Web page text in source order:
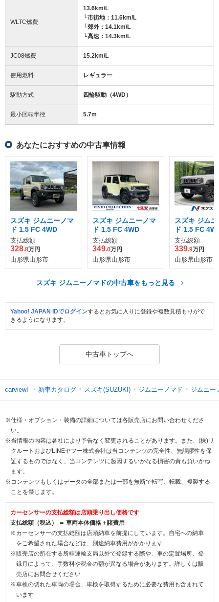
WLTC燃費
13.6km/L
└市街地：11.6km/L
└郊外：14.1km/L
└高速：14.3km/L
JC08燃費 15.2km/L
使用燃料 レギュラー
駆動方式 四輪駆動（4WD）
最小回転半径 5.7m
あなたにおすすめの中古車情報
スズキ ジムニーノマ
ド 1.5 FC 4WD
支払総額
328.8万円
山形県山形市
スズキ ジムニーノマ
ド 1.5 FC 4WD
支払総額
349.0万円
山形県山形市
スズキ ジム
ド 1.5 FC
支払総額
339.9万円
山形県山形市
スズキ ジムニーノマドの中古車をもっと見る
Yahoo! JAPAN IDでログインするとお気に入りに登録や複数見積もりがで
きるようになります。
中古車トップへ
carview! 新車カタログ スズキ(SUZUKI) ジムニーノマド ジムニー
※仕様・オプション・装備の詳細については各販売店にお問い合わせくださ
い。
※当情報の内容は各社により予告なく変更されることがあります。また、(株)リ
クルートおよびLINEヤフー株式会社は当コンテンツの完全性、無誤謬性を保
証するものではなく、当コンテンツに起因するいかなる損害の責も負いかね
ます。
※コンテンツもしくはデータの全部または一部を無断で転写、転載、複製する
ことを禁じます。
カーセンサーの支払総額は店頭乗り出し価格です
支払総額（税込） ＝ 車両本体価格＋諸費用
※カーセンサーの支払総額は店頭納車を前提にしています。自宅への納車
をご希望された場合などは、別途納車費用がかかります
※販売店の所在する所轄運輸支局以外で登録する際や、車の定置場所、登
録月によって、手数料や税金の額が異なる場合があります。詳しくは販
売店にお問合せください
※車検の切れた車両の場合、車検を取得するために必要な費用も含まれて
います